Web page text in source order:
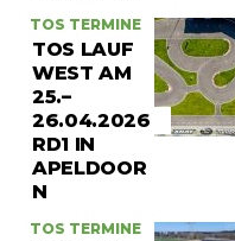
TOS TERMINE
TOS LAUF
WEST AM
25.–
26.04.2026
RD1 IN
APELDOOR
N
TOS TERMINE